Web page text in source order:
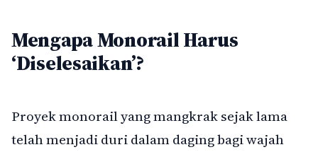
Mengapa Monorail Harus
‘Diselesaikan’?
Proyek monorail yang mangkrak sejak lama
telah menjadi duri dalam daging bagi wajah